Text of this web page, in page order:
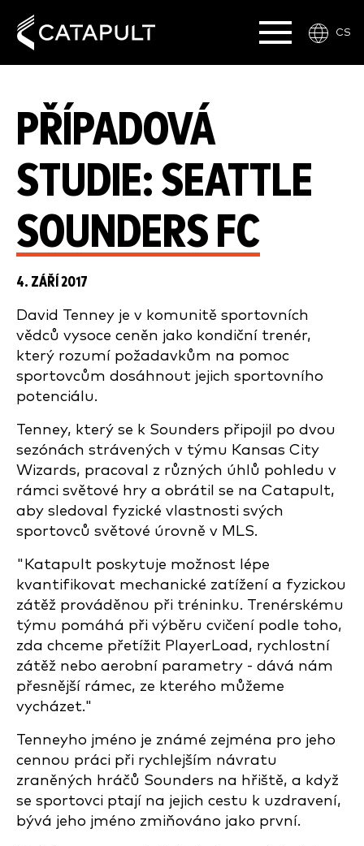
CS
PŘÍPADOVÁ
STUDIE: SEATTLE
SOUNDERS FC
4. ZÁŘÍ 2017
David Tenney je v komunitě sportovních
vědců vysoce ceněn jako kondiční trenér,
který rozumí požadavkům na pomoc
sportovcům dosáhnout jejich sportovního
potenciálu.
Tenney, který se k Sounders připojil po dvou
sezónách strávených v týmu Kansas City
Wizards, pracoval z různých úhlů pohledu v
rámci světové hry a obrátil se na Catapult,
aby sledoval fyzické vlastnosti svých
sportovců světové úrovně v MLS.
"Katapult poskytuje možnost lépe
kvantifikovat mechanické zatížení a fyzickou
zátěž prováděnou při tréninku. Trenérskému
týmu pomáhá při výběru cvičení podle toho,
zda chceme přetížit PlayerLoad, rychlostní
zátěž nebo aerobní parametry - dává nám
přesnější rámec, ze kterého můžeme
vycházet."
Tenneyho jméno je známé zejména pro jeho
cennou práci při rychlejším návratu
zraněných hráčů Sounders na hřiště, a když
se sportovci ptají na jejich cestu k uzdravení,
bývá jeho jméno zmiňováno jako první.